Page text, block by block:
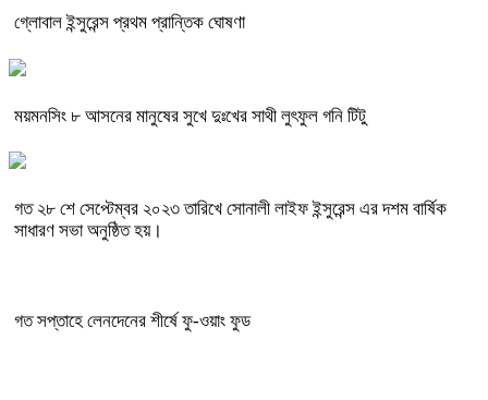
গ্লোবাল ইন্সুরেন্স প্রথম প্রান্তিক ঘোষণা
ময়মনসিং ৮ আসনের মানুষের সুখে দুঃখের সাথী লুৎফুল গনি টিটু
গত ২৮ শে সেপ্টেম্বর ২০২৩ তারিখে সোনালী লাইফ ইন্সুরেন্স এর দশম বার্ষিক
সাধারণ সভা অনুষ্ঠিত হয়।
গত সপ্তাহে লেনদেনের শীর্ষে ফু-ওয়াং ফুড